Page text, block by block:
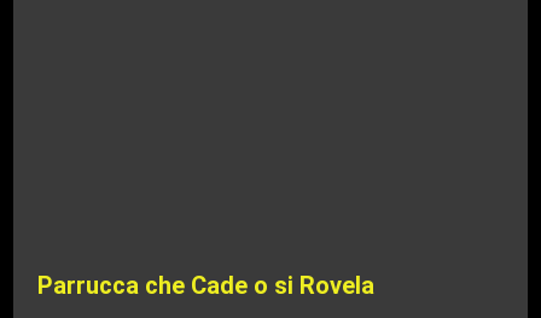
Parrucca che Cade o si Rovela